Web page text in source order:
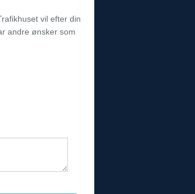
vil efter din
andre ønsker som